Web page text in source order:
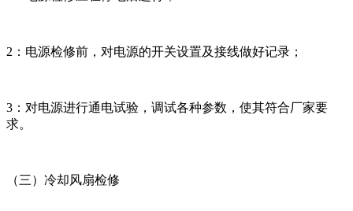
2：电源检修前，对电源的开关设置及接线做好记录；
3：对电源进行通电试验，调试各种参数，使其符合厂家要
求。
（三）冷却风扇检修